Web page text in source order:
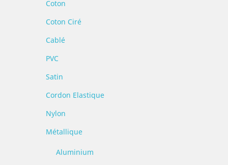
Coton
Coton Ciré
Cablé
PVC
Satin
Cordon Elastique
Nylon
Métallique
Aluminium